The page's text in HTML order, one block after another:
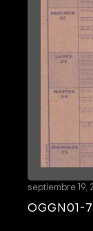
septiembre 19,